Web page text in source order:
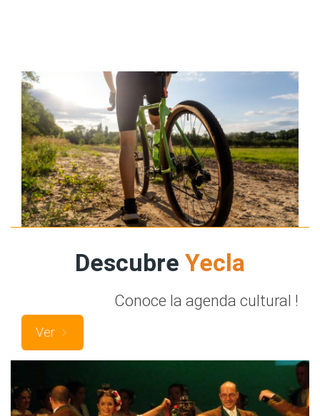
Descubre Yecla
Conoce la agenda cultural !
Ver